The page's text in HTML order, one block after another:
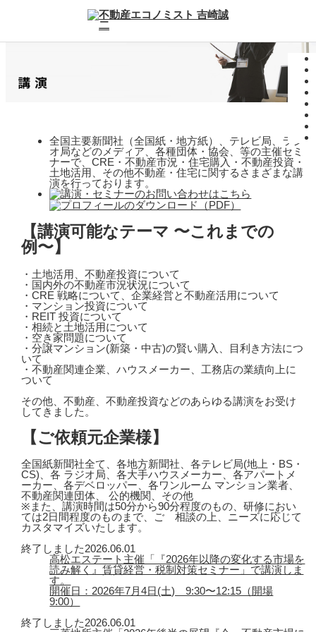
全国主要新聞社（全国紙・地方紙）、テレビ局、ラジ
オ局などのメディア、各種団体・協会、等の主催セミ
ナーで、CRE・不動産市況・住宅購入・不動産投資・
土地活用、その他不動産・住宅に関するさまざまな講
演を行っております。
【講演可能なテーマ 〜これまでの
例〜】
・土地活用、不動産投資について
・国内外の不動産市況状況について
・CRE 戦略について、企業経営と不動産活用について
・マンション投資について
・REIT 投資について
・相続と土地活用について
・空き家問題について
・分譲マンション(新築・中古)の賢い購入、目利き方法につ
いて
・不動産関連企業、ハウスメーカー、工務店の業績向上に
ついて
その他、不動産、不動産投資などのあらゆる講演をお受け
してきました。
【ご依頼元企業様】
全国紙新聞社全て、各地方新聞社、各テレビ局(地上・BS・
CS)、各 ラジオ局、各大手ハウスメーカー、各アパートメ
ーカー、各デベロッパー、各ワンルーム マンション業者、
不動産関連団体、 公的機関、その他
※また、講演時間は50分から90分程度のもの、研修におい
ては2日間程度のものまで、ご゙相談の上、ニーズに応じて
カスタマイズいたします。
終了しました2026.06.01
高松エステート主催「『2026年以降の変化する市場を
読み解く』賃貸経営・税制対策セミナー」で講演しま
す。
開催日：2026年7月4日(土) 9:30〜12:15（開場
9:00）
終了しました2026.06.01